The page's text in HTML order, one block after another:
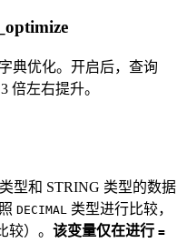
典优化。开启后，查询
倍左右提升。
型和 STRING 类型的数据
DECIMAL
类型进行比较，
较）。 该变量仅在进行 =